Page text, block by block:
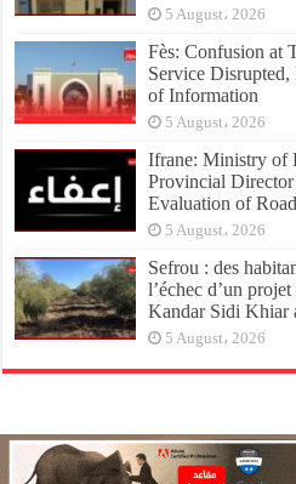
5 August، 2026
Fès: Confusion at
Service
of Information
5 August، 2026
Ifrane: Ministry of
Provincial
Evaluation of
5 August، 2026
Sefrou : des
l’échec d’un
Kandar Sidi Khiar
5 August، 2026